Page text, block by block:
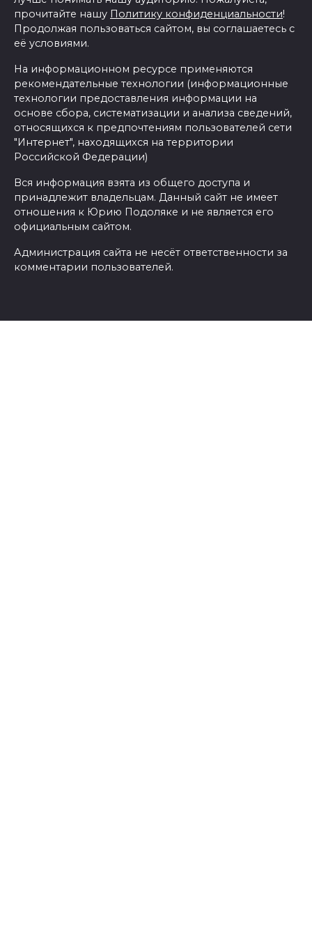
прочитайте нашу Политику конфиденциальности!
Продолжая пользоваться сайтом, вы соглашаетесь с
её условиями.
На информационном ресурсе применяются
рекомендательные технологии (информационные
технологии предоставления информации на
основе сбора, систематизации и анализа сведений,
относящихся к предпочтениям пользователей сети
"Интернет", находящихся на территории
Российской Федерации)
Вся информация взята из общего доступа и
принадлежит владельцам. Данный сайт не имеет
отношения к Юрию Подоляке и не является его
официальным сайтом.
Администрация сайта не несёт ответственности за
комментарии пользователей.